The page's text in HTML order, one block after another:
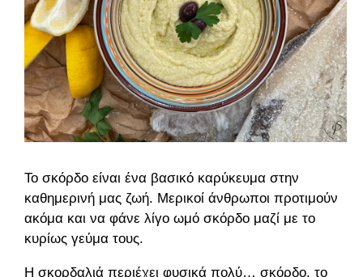
Το σκόρδο είναι ένα βασικό καρύκευμα στην
καθημερινή μας ζωή. Μερικοί άνθρωποι προτιμούν
ακόμα και να φάνε λίγο ωμό σκόρδο μαζί με το
κυρίως γεύμα τους.
Η σκορδαλιά περιέχει φυσικά πολύ… σκόρδο, το